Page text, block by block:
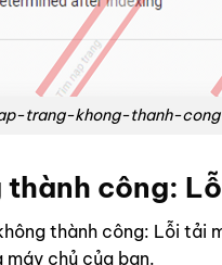
trang-khong-thanh-
thành công:
thành công: Lỗi tải
máy chủ của bạn.